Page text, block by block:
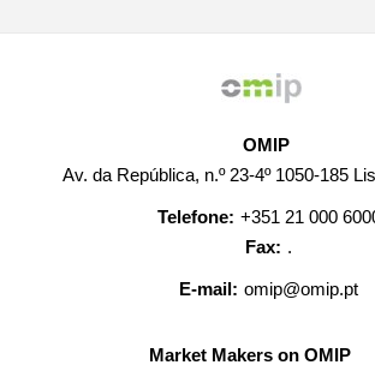
OMIP
Av. da República, n.º 23-4º 1050-185
Telefone: +351 21 000
Fax: .
E-mail: omip@omip.pt
Market Makers on OMIP